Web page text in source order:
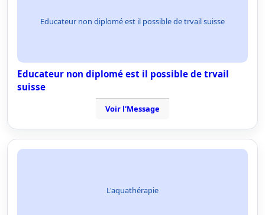
Educateur non diplomé est il possible de trvail suisse
Educateur non diplomé est il possible de trvail
suisse
Voir l'Message
L'aquathérapie